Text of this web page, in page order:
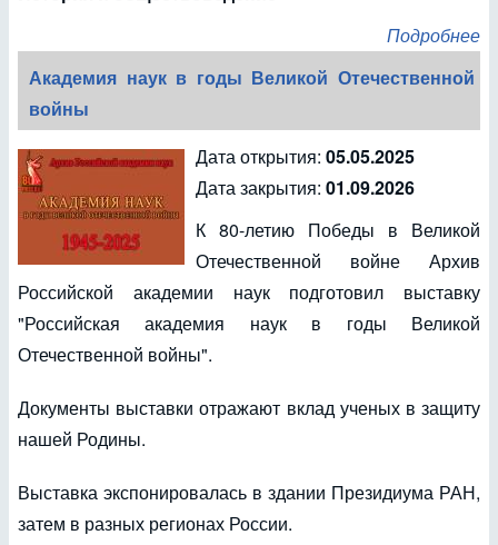
Подробнее
Академия наук в годы Великой Отечественной
войны
Дата открытия: 05.05.2025
Дата закрытия: 01.09.2026
К 80-летию Победы в Великой
Отечественной войне Архив
Российской академии наук подготовил выставку
"Российская академия наук в годы Великой
Отечественной войны".
Документы выставки отражают вклад ученых в защиту
нашей Родины.
Выставка экспонировалась в здании Президиума РАН,
затем в разных регионах России.